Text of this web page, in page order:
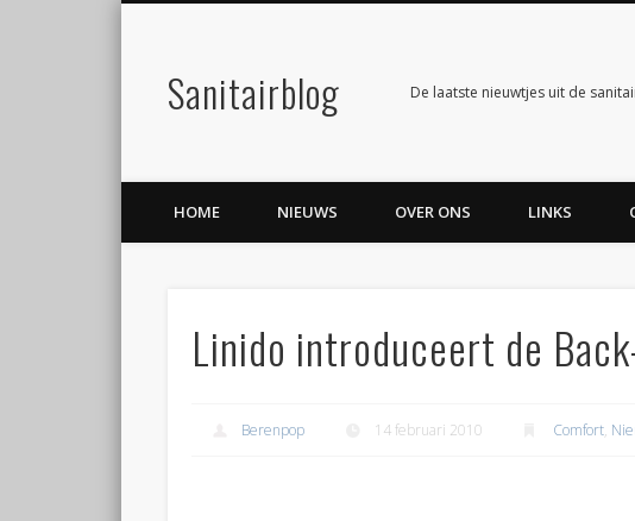
Sanitairblog De laatste nieuwtjes uit de
FacebookTwitter
HOME NIEUWS OVER ONS LINKS
Linido introduceert de
Berenpop 14 februari 2010 Comfort,